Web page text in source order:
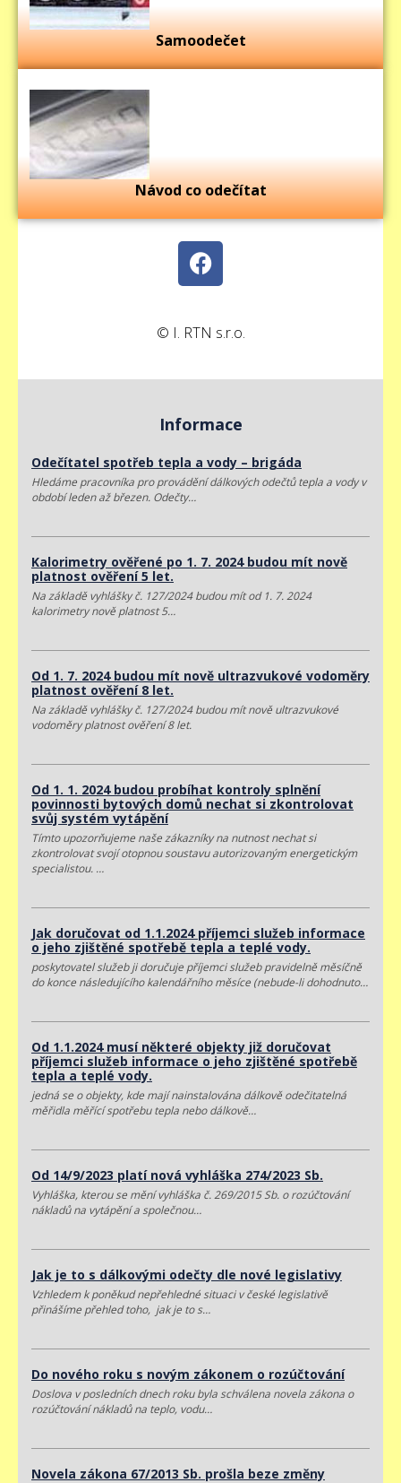
Samoodečet
Návod co odečítat
© I. RTN s.r.o.
Informace
Odečítatel spotřeb tepla a vody – brigáda
Hledáme pracovníka pro provádění dálkových odečtů tepla a vody v
období leden až březen. Odečty…
Kalorimetry ověřené po 1. 7. 2024 budou mít nově
platnost ověření 5 let.
Na základě vyhlášky č. 127/2024 budou mít od 1. 7. 2024
kalorimetry nově platnost 5…
Od 1. 7. 2024 budou mít nově ultrazvukové vodoměry
platnost ověření 8 let.
Na základě vyhlášky č. 127/2024 budou mít nově ultrazvukové
vodoměry platnost ověření 8 let.
Od 1. 1. 2024 budou probíhat kontroly splnění
povinnosti bytových domů nechat si zkontrolovat
svůj systém vytápění
Tímto upozorňujeme naše zákazníky na nutnost nechat si
zkontrolovat svojí otopnou soustavu autorizovaným energetickým
specialistou. …
Jak doručovat od 1.1.2024 příjemci služeb informace
o jeho zjištěné spotřebě tepla a teplé vody.
poskytovatel služeb ji doručuje příjemci služeb pravidelně měsíčně
do konce následujícího kalendářního měsíce (nebude-li dohodnuto…
Od 1.1.2024 musí některé objekty již doručovat
příjemci služeb informace o jeho zjištěné spotřebě
tepla a teplé vody.
jedná se o objekty, kde mají nainstalována dálkově odečitatelná
měřidla měřící spotřebu tepla nebo dálkově…
Od 14/9/2023 platí nová vyhláška 274/2023 Sb.
Vyhláška, kterou se mění vyhláška č. 269/2015 Sb. o rozúčtování
nákladů na vytápění a společnou…
Jak je to s dálkovými odečty dle nové legislativy
Vzhledem k poněkud nepřehledné situaci v české legislativě
přinášíme přehled toho, jak je to s…
Do nového roku s novým zákonem o rozúčtování
Doslova v posledních dnech roku byla schválena novela zákona o
rozúčtování nákladů na teplo, vodu…
Novela zákona 67/2013 Sb. prošla beze změny